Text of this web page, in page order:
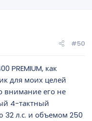
#50
PREMIUM, как
для моих целей
внимание его не
4-тактный
32 л.с. и объемом 250